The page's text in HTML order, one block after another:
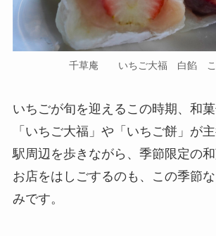
千草庵 いちご大福 白餡 こ
いちごが旬を迎えるこの時期、和
「いちご大福」や「いちご餅」が主
駅周辺を歩きながら、季節限定の
お店をはしごするのも、この季節
みです。